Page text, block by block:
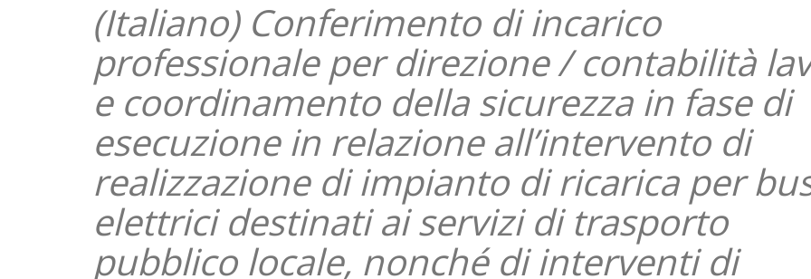
(Italiano) Conferimento di incarico
professionale per direzione / contabilità
e coordinamento della sicurezza in fase di
esecuzione in relazione all’intervento di
realizzazione di impianto di ricarica per
elettrici destinati ai servizi di trasporto
pubblico locale, nonché di interventi di